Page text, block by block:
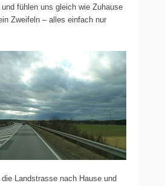
und fühlen uns gleich wie Zuhause
Zweifeln – alles einfach nur
Landstrasse nach Hause und